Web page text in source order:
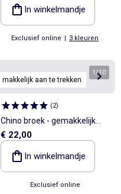
collectieIn winkelmandje
Exclusief online | 3 kleuren
makkelijk aan te trekken
1 /10
(2)
Chino broek - gemakkelijk
aan te trekken collectie
€ 22,00
In winkelmandje
Exclusief online